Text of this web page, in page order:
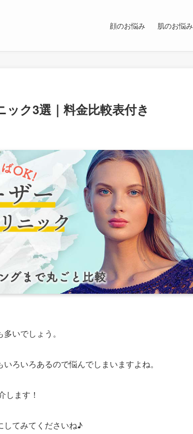
顔のお悩み 肌のお悩み
ク3選｜料金比較表付き
いでしょう。
ろいろあるので悩んでしまいますよね。
します！
してみてくださいね♪